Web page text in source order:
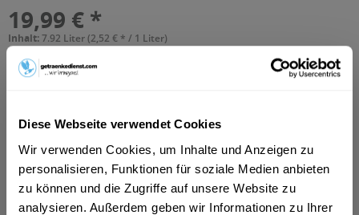
Diese Webseite verwendet Cookies
Wir verwenden Cookies, um Inhalte und Anzeigen zu
personalisieren, Funktionen für soziale Medien anbieten
zu können und die Zugriffe auf unsere Website zu
analysieren. Außerdem geben wir Informationen zu Ihrer
19,99 € *
Inhalt:7.92 Liter (2,52 € * / 1 Liter)
Vorrätig
+3,42 € Pfand
In den Warenkorb
Hinzugefügt
Artikel-Nr.: 12181